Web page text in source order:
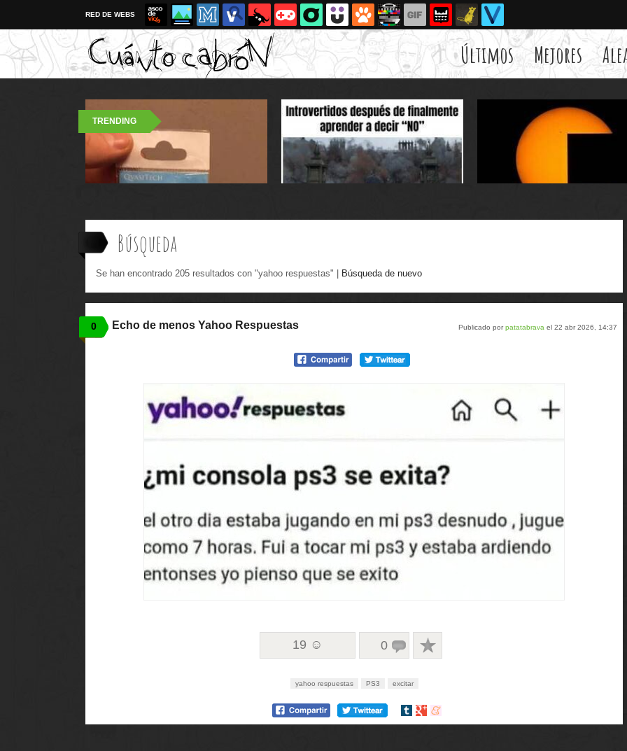
RED DE WEBS
Últimos Mejores
TRENDING
Búsqueda
Se han encontrado 205 resultados con "yahoo respuestas" | Búsqueda de nuevo
0 Publicado porpatatabrava el 22 abr 2026, 14:37
Echo de menos Yahoo Respuestas
19 ☺ 0
yahoo respuestas PS3 excitar
Compartir
Compartir
Compartir